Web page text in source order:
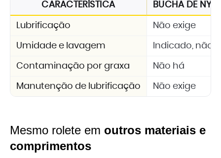
CARACTERÍSTICA BUCHA DE
Lubrificação Não exige
Umidade e lavagem Indicado, não
Contaminação por graxa Não há
Manutenção de lubrificação Não exige
Mesmo rolete em outros materiais e
comprimentos